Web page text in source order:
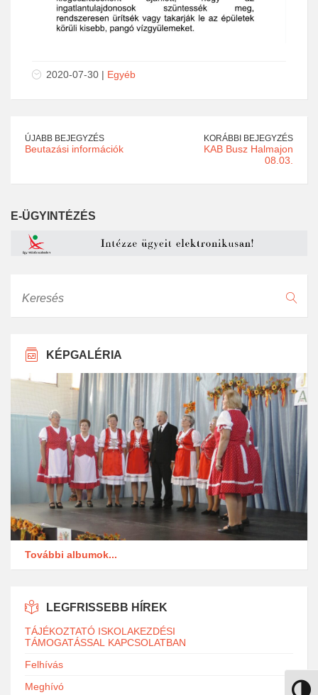
2020-07-30 | Egyéb
ÚJABB BEJEGYZÉS
Beutazási információk
KORÁBBI BEJEGYZÉS
KAB Busz Halmajon
08.03.
E-ÜGYINTÉZÉS
KÉPGALÉRIA
További albumok...
LEGFRISSEBB HÍREK
TÁJÉKOZTATÓ ISKOLAKEZDÉSI
TÁMOGATÁSSAL KAPCSOLATBAN
Felhívás
Meghívó